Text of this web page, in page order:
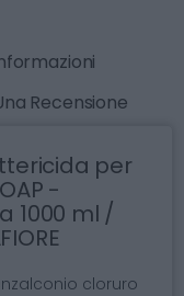
Recensione
per
-
1000 ml /
cloruro